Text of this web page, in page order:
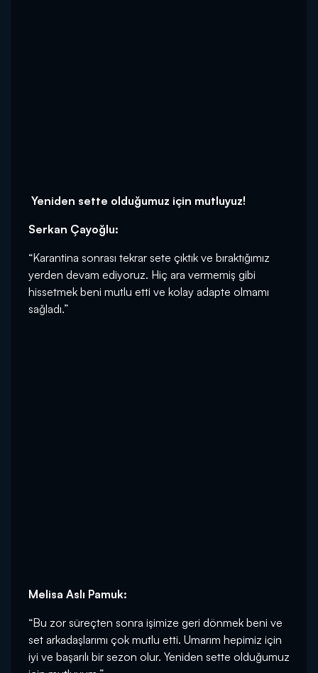
Yeniden sette olduğumuz için mutluyuz!
Serkan Çayoğlu:
“Karantina sonrası tekrar sete çıktık ve bıraktığımız
yerden devam ediyoruz. Hiç ara vermemiş gibi
hissetmek beni mutlu etti ve kolay adapte olmamı
sağladı.”
Melisa Aslı Pamuk:
“Bu zor süreçten sonra işimize geri dönmek beni ve
set arkadaşlarımı çok mutlu etti. Umarım hepimiz için
iyi ve başarılı bir sezon olur. Yeniden sette olduğumuz